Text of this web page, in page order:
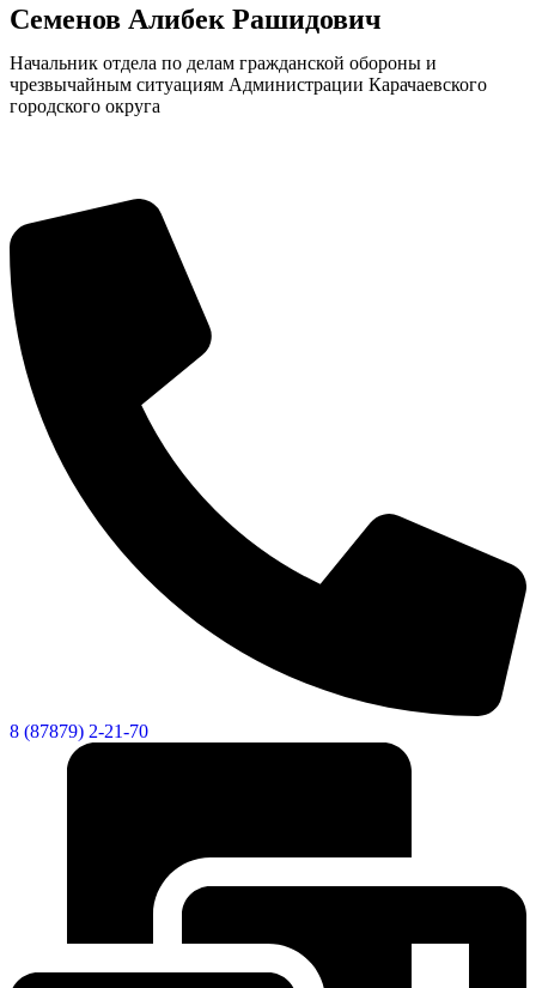
Семенов Алибек Рашидович
Начальник отдела по делам гражданской обороны и
чрезвычайным ситуациям Администрации Карачаевского
городского округа
8 (87879) 2-21-70